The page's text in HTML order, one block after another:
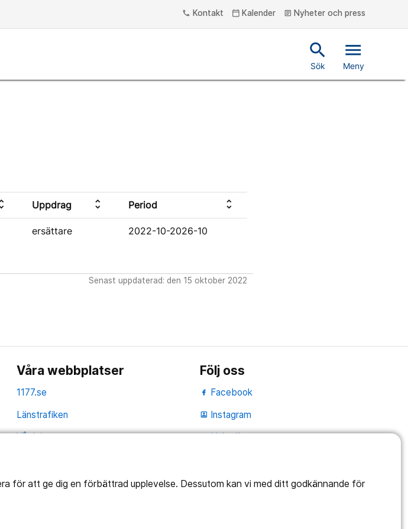
för att ge dig en förbättrad upplevelse. Dessutom kan vi med ditt godkännande för
phone Kontakt calendar_today Kalender article Nyheter och press
search
Sök
menu
Meny
Uppdrag unfold_more Period unfold_more
ersättare 2022-10-2026-10
Senast uppdaterad: den 15 oktober 2022
Våra webbplatser
1177.se
Länstrafiken
Vårdgivare
Följ oss
Facebook
portrait Instagram
LinkedIn